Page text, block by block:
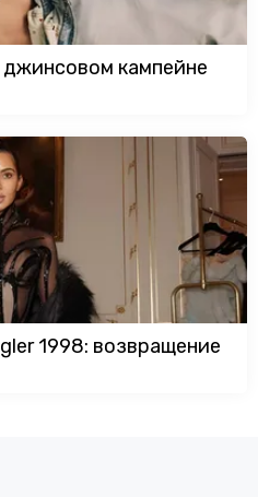
кампейне
1998: возвращение